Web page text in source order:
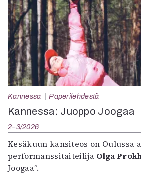
Kannessa Paperilehdestä
Kannessa: Juoppo Joogaa
2–3/2026
Kesäkuun kansiteos on Oulussa
performanssitaiteilija Olga
Joogaa”.